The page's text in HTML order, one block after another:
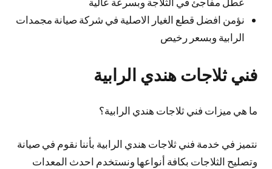
نؤمن افضل قطع الغيار الاصلية في شركة صيانة مجمدات
الرابية وبسعر رخيص
فني ثلاجات هندي الرابية
ما هي ميزات فني ثلاجات هندي الرابية؟
نتميز في خدمة فني ثلاجات هندي الرابية بأننا نقوم في صيانة
وتصليح الثلاجات بكافة أنواعها ونستخدم احدث المعدات